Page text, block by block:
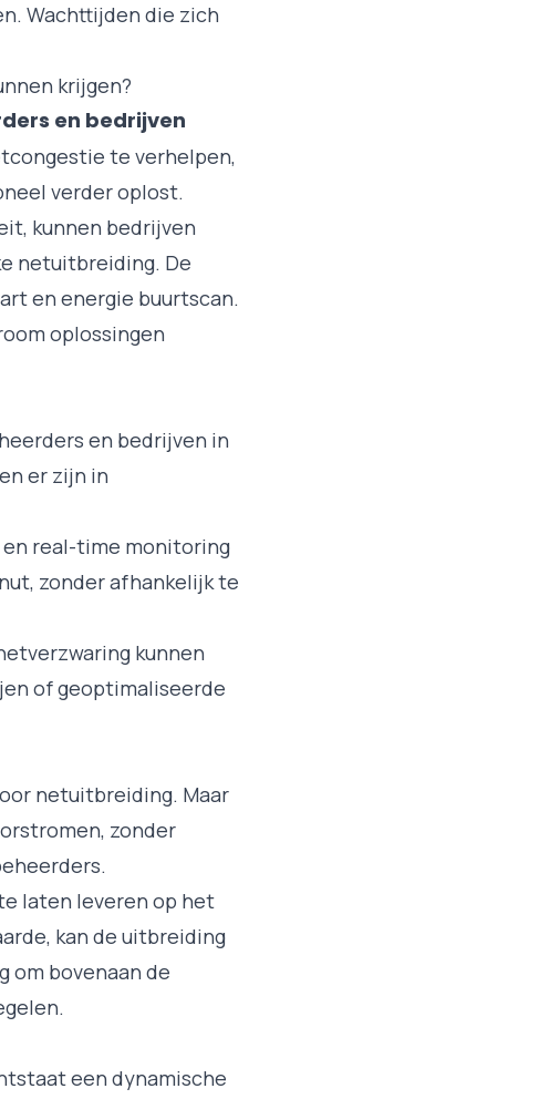
Wachttijden die zich
krijgen?
en bedrijven
te verhelpen,
verder oplost.
kunnen bedrijven
netuitbreiding. De
en energie buurtscan.
oplossingen
en bedrijven in
er zijn in
real-time monitoring
zonder afhankelijk te
kunnen
of geoptimaliseerde
netuitbreiding. Maar
zonder
laten leveren op het
kan de uitbreiding
om bovenaan de
.
een dynamische